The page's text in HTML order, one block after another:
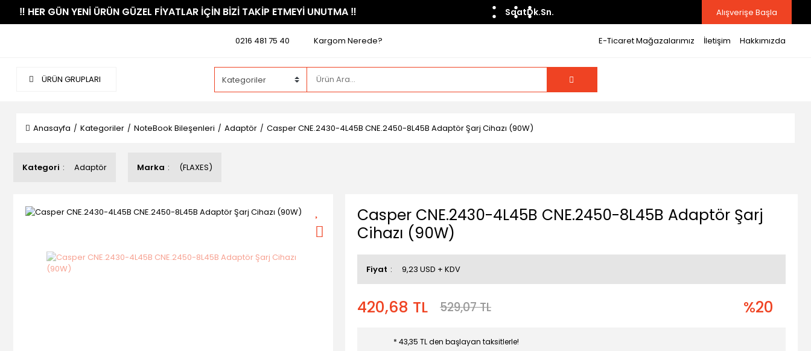
​‼️​ HER GÜN YENİ ÜRÜN GÜZEL FİYATLAR İÇİN BİZİ TAKİP ETMEYİ UNUTMA ​‼️​ SaatDk.Sn. Alışverişe Başla
0216 481 75 40 Kargom Nerede? E-Ticaret Mağazalarımız İletişim Hakkımızda
ÜRÜN GRUPLARI
Anasayfa Kategoriler NoteBook Bileşenleri Adaptör Casper CNE.2430-4L45B CNE.2450-8L45B Adaptör Şarj Cihazı (90W)
Kategori Adaptör Marka (FLAXES)
Casper CNE.2430-4L45B CNE.2450-8L45B Adaptör Şarj
Cihazı (90W)
Fiyat 9,23 USD + KDV
420,68 TL 529,07 TL %20
* 43,35 TL den başlayan taksitlerle!